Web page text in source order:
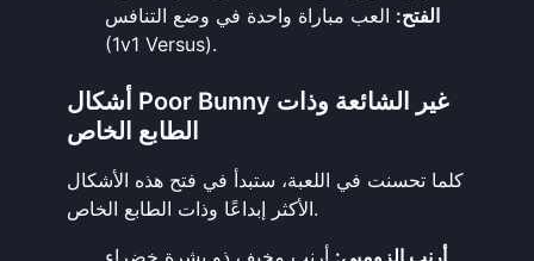
الفتح: العب مباراة واحدة في وضع التنافس
(1v1 Versus).
أشكال Poor Bunny غير الشائعة وذات
الطابع الخاص
كلما تحسنت في اللعبة، ستبدأ في فتح هذه الأشكال
الأكثر إبداعًا وذات الطابع الخاص.
أرنب الزومبي: أرنب مخيف ذو بشرة خضراء